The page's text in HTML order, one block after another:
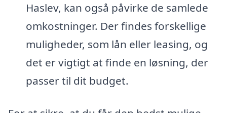
Haslev, kan også påvirke de samlede
omkostninger. Der findes forskellige
muligheder, som lån eller leasing, og
det er vigtigt at finde en løsning, der
passer til dit budget.